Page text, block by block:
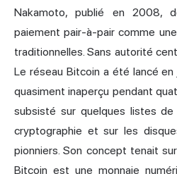
Nakamoto, publié en 2008,
paiement pair-à-pair comme
traditionnelles. Sans autorité
Le réseau Bitcoin a été lancé
quasiment inaperçu pendant
subsisté sur quelques listes
cryptographie et sur les
pionniers. Son concept tenait
Bitcoin est une monnaie